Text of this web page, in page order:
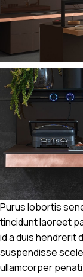
Purus lobortis
tincidunt laoreet
id a duis hendrerit
suspendisse
ullamcorper